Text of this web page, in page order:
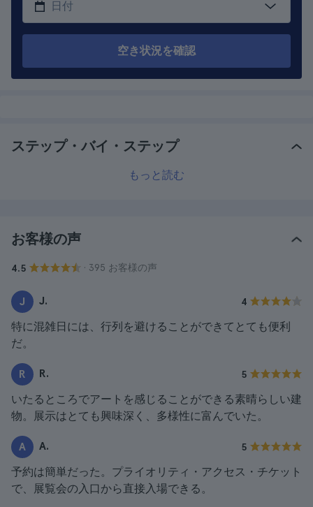
空き状況を確認
ステップ・バイ・ステップ
もっと読む
お客様の声
4.5 · 395 お客様の声
J J. 4
特に混雑日には、行列を避けることができてとても便利
だ。
R R. 5
いたるところでアートを感じることができる素晴らしい建
物。展示はとても興味深く、多様性に富んでいた。
A A. 5
予約は簡単だった。プライオリティ・アクセス・チケット
で、展覧会の入口から直接入場できる。